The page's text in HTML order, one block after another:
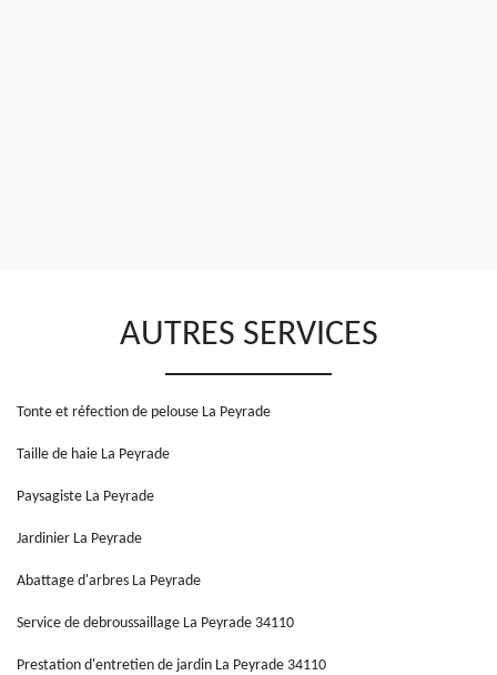
AUTRES SERVICES
Tonte et réfection de pelouse La Peyrade
Taille de haie La Peyrade
Paysagiste La Peyrade
Jardinier La Peyrade
Abattage d'arbres La Peyrade
Service de debroussaillage La Peyrade 34110
Prestation d'entretien de jardin La Peyrade 34110